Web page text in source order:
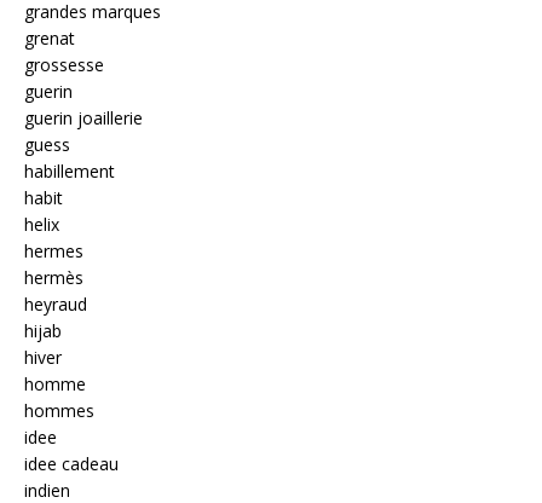
grandes marques
grenat
grossesse
guerin
guerin joaillerie
guess
habillement
habit
helix
hermes
hermès
heyraud
hijab
hiver
homme
hommes
idee
idee cadeau
indien